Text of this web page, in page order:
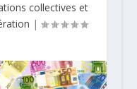
collectives et
|